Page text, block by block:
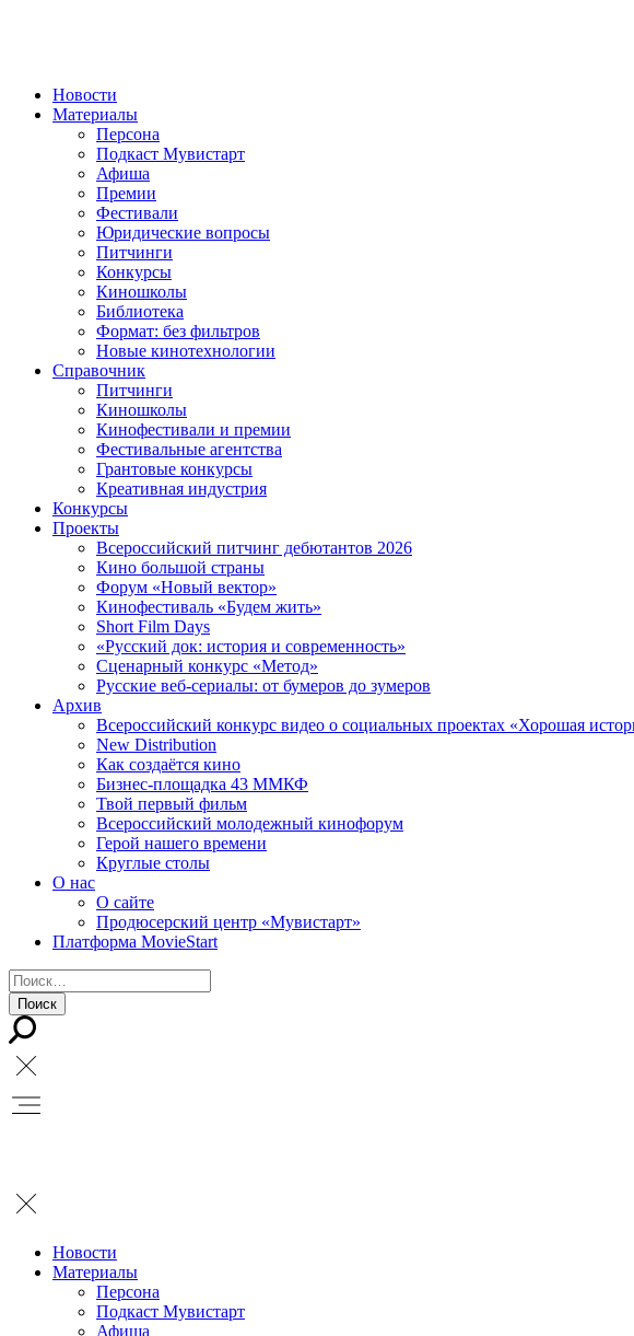
Новости
Материалы
Персона
Подкаст Мувистарт
Афиша
Премии
Фестивали
Юридические вопросы
Питчинги
Конкурсы
Киношколы
Библиотека
Формат: без фильтров
Новые кинотехнологии
Справочник
Питчинги
Киношколы
Кинофестивали и премии
Фестивальные агентства
Грантовые конкурсы
Креативная индустрия
Конкурсы
Проекты
Всероссийский питчинг дебютантов 2026
Кино большой страны
Форум «Новый вектор»
Кинофестиваль «Будем жить»
Short Film Days
«Русский док: история и современность»
Сценарный конкурс «Метод»
Русские веб-сериалы: от бумеров до зумеров
Архив
Всероссийский конкурс видео о социальных проектах «Хорошая
New Distribution
Как создаётся кино
Бизнес-площадка 43 ММКФ
Твой первый фильм
Всероссийский молодежный кинофорум
Герой нашего времени
Круглые столы
О нас
О сайте
Продюсерский центр «Мувистарт»
Платформа MovieStart
Новости
Материалы
Персона
Подкаст Мувистарт
Афиша